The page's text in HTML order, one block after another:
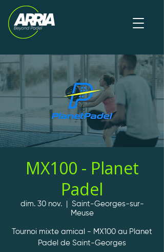
MX100 - Planet
Padel
dim. 30 nov.
  |
Saint-Georges-sur-
Meuse
Tournoi mixte amical - MX100 au Planet
Padel de Saint-Georges